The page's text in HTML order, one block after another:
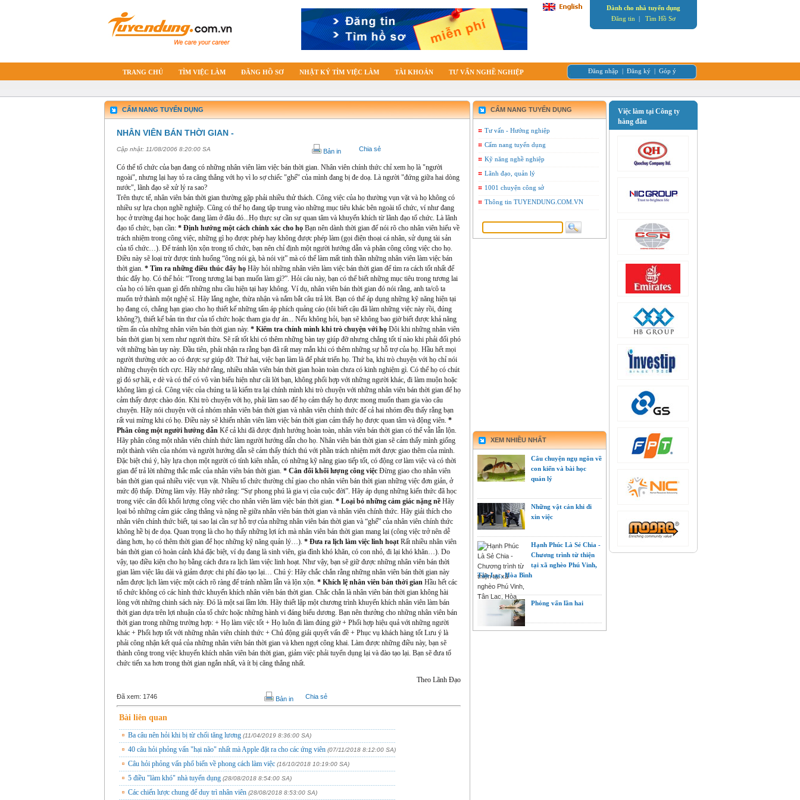
Dành cho nhà tuyển dụng
Đăng tin | Tìm Hồ Sơ
TRANG CHỦ TÌM VIỆC LÀM ĐĂNG HỒ SƠ NHẬT KÝ TÌM VIỆC LÀM TÀI KHOẢN TƯ VẤN NGHỀ NGHIỆP Đăng nhập | Đăng ký | Góp ý
CẨM NANG TUYỂN DỤNG
NHÂN VIÊN BÁN THỜI GIAN -
Cập nhật: 11/08/2006 8:20:00 SA Bản in Chia sẻ
Có thể tổ chức của bạn đang có những nhân viên làm việc bán thời gian. Nhân viên chính thức chỉ xem họ là "người
ngoài", nhưng lại hay tỏ ra căng thẳng với họ vì lo sợ chiếc "ghế" của mình đang bị đe doạ. Là người "đứng giữa hai dòng
nước", lãnh đạo sẽ xử lý ra sao?
Trên thực tế, nhân viên bán thời gian thường gặp phải nhiều thử thách. Công việc của họ thường vụn vặt và họ không có
nhiều sự lựa chọn nghề nghiệp. Cũng có thể họ đang tập trung vào những mục tiêu khác bên ngoài tổ chức, ví như đang
học ở trường đại học hoặc đang làm ở đâu đó...Họ thực sự cần sự quan tâm và khuyến khích từ lãnh đạo tổ chức. Là lãnh
đạo tổ chức, bạn cần: * Định hướng một cách chính xác cho họ Bạn nên dành thời gian để nói rõ cho nhân viên hiểu về
trách nhiệm trong công việc, những gì họ được phép hay không được phép làm (gọi điện thoại cá nhân, sử dụng tài sản
của tổ chức…). Để tránh lộn xộn trong tổ chức, bạn nên chỉ định một người hướng dẫn và phân công công việc cho họ.
Điều này sẽ loại trừ được tình huống “ông nói gà, bà nói vịt” mà có thể làm mất tinh thần những nhân viên làm việc bán
thời gian. * Tìm ra những điều thúc đẩy họ Hãy hỏi những nhân viên làm việc bán thời gian để tìm ra cách tốt nhất để
thúc đẩy họ. Có thể hỏi: “Trong tương lai bạn muốn làm gì?”. Hỏi câu này, bạn có thể biết những mục tiêu trong tương lai
của họ có liên quan gì đến những nhu cầu hiện tại hay không. Ví dụ, nhân viên bán thời gian đó nói rằng, anh ta/cô ta
muốn trở thành một nghệ sĩ. Hãy lắng nghe, thừa nhận và nắm bắt câu trả lời. Bạn có thể áp dụng những kỹ năng hiện tại
họ đang có, chẳng hạn giao cho họ thiết kế những tấm áp phích quảng cáo (tôi biết cậu đã làm những việc này rồi, đúng
không?), thiết kế bản tin thư của tổ chức hoặc tham gia dự án... Nếu không hỏi, bạn sẽ không bao giờ biết được khả năng
tiềm ẩn của những nhân viên bán thời gian này. * Kiểm tra chính mình khi trò chuyện với họ Đôi khi những nhân viên
bán thời gian bị xem như người thừa. Sẽ rất tốt khi có thêm những bàn tay giúp đỡ nhưng chẳng tốt tí nào khi phải đối phó
với những bàn tay này. Đầu tiên, phải nhận ra rằng bạn đã rất may mắn khi có thêm những sự hỗ trợ của họ. Hầu hết mọi
người thường ước ao có được sự giúp đỡ. Thứ hai, việc bạn làm là để phát triển họ. Thứ ba, khi trò chuyện với họ chỉ nói
những chuyện tích cực. Hãy nhớ rằng, nhiều nhân viên bán thời gian hoàn toàn chưa có kinh nghiệm gì. Có thể họ có chút
gì đó sợ hãi, e dè và có thể có vô vàn biểu hiện như cãi lời bạn, không phối hợp với những người khác, đi làm muộn hoặc
không làm gì cả. Công việc của chúng ta là kiếm tra lại chính mình khi trò chuyện với những nhân viên bán thời gian để họ
cảm thấy được chào đón. Khi trò chuyện với họ, phải làm sao để họ cảm thấy họ được mong muốn tham gia vào câu
chuyện. Hãy nói chuyện với cả nhóm nhân viên bán thời gian và nhân viên chính thức để cả hai nhóm đều thấy rằng bạn
rất vui mừng khi có họ. Điều này sẽ khiến nhân viên làm việc bán thời gian cảm thấy họ được quan tâm và động viên. *
Phân công một người hướng dẫn Kể cả khi đã được định hướng hoàn toàn, nhân viên bán thời gian có thể vẫn lẫn lộn.
Hãy phân công một nhân viên chính thức làm người hướng dẫn cho họ. Nhân viên bán thời gian sẽ cảm thấy mình giống
một thành viên của nhóm và người hướng dẫn sẽ cảm thấy thích thú với phần trách nhiệm mới được giao thêm của mình.
Đặc biệt chú ý, hãy lựa chọn một người có tính kiên nhẫn, có những kỹ năng giao tiếp tốt, có động cơ làm việc và có thời
gian để trả lời những thắc mắc của nhân viên bán thời gian. * Cân đối khối lượng công việc Đừng giao cho nhân viên
bán thời gian quá nhiều việc vụn vặt. Nhiều tổ chức thường chỉ giao cho nhân viên bán thời gian những việc đơn giản, ở
mức độ thấp. Đừng làm vậy. Hãy nhớ rằng: “Sự phong phú là gia vị của cuộc đời”. Hãy áp dụng những kiến thức đã học
trong việc cân đối khối lượng công việc cho nhân viên làm việc bán thời gian. * Loại bỏ những cảm giác nặng nề Hãy
lọai bỏ những cảm giác căng thẳng và nặng nề giữa nhân viên bán thời gian và nhân viên chính thức. Hãy giải thích cho
nhân viên chính thức biết, tại sao lại cần sự hỗ trợ của những nhân viên bán thời gian và “ghế” của nhân viên chính thức
không hề bị đe dọa. Quan trọng là cho họ thấy những lợi ích mà nhân viên bán thời gian mang lại (công việc trở nên dễ
dàng hơn, họ có thêm thời gian để học những kỹ năng quản lý…). * Đưa ra lịch làm việc linh hoạt Rất nhiều nhân viên
bán thời gian có hoàn cảnh khá đặc biệt, ví dụ đang là sinh viên, gia đình khó khăn, có con nhỏ, đi lại khó khăn…). Do
vậy, tạo điều kiện cho họ bằng cách đưa ra lịch làm việc linh hoạt. Như vậy, bạn sẽ giữ được những nhân viên bán thời
gian làm việc lâu dài và giảm được chi phí đào tạo lại… Chú ý: Hãy chắc chắn rằng những nhân viên bán thời gian này
nắm được lịch làm việc một cách rõ ràng để tránh nhầm lẫn và lộn xộn. * Khích lệ nhân viên bán thời gian Hầu hết các
tổ chức không có các hình thức khuyến khích nhân viên bán thời gian. Chắc chắn là nhân viên bán thời gian không hài
lòng với những chinh sách này. Đó là một sai lầm lớn. Hãy thiết lập một chương trình khuyến khích nhân viên làm bán
thời gian dựa trên lợi nhuận của tổ chức hoặc những hành vi đáng biểu dương. Bạn nên thưởng cho những nhân viên bán
thời gian trong những trường hợp: + Họ làm việc tốt + Họ luôn đi làm đúng giờ + Phối hợp hiệu quả với những người
khác + Phối hợp tốt với những nhân viên chính thức + Chủ động giải quyết vấn đề + Phục vụ khách hàng tốt Lưu ý là
phải công nhận kết quả của những nhân viên bán thời gian và khen ngợi công khai. Làm được những điều này, bạn sẽ
thành công trong việc khuyến khích nhân viên bán thời gian, giảm việc phải tuyển dụng lại và đào tạo lại. Bạn sẽ đưa tổ
chức tiến xa hơn trong thời gian ngắn nhất, và ít bị căng thẳng nhất.
Theo Lãnh Đạo
Đã xem: 1746 Bản in Chia sẻ
Bài liên quan
Ba câu nên hỏi khi bị từ chối tăng lương (11/04/2019 8:36:00 SA)
40 câu hỏi phỏng vấn "hại não" nhất mà Apple đặt ra cho các ứng viên (07/11/2018 8:12:00 SA)
Câu hỏi phỏng vấn phổ biến về phong cách làm việc (16/10/2018 10:19:00 SA)
5 điều "làm khó" nhà tuyển dụng (28/08/2018 8:54:00 SA)
Các chiến lược chung để duy trì nhân viên (28/08/2018 8:53:00 SA)
CẨM NANG TUYỂN DỤNG
Tư vấn - Hướng nghiệp
Cẩm nang tuyển dụng
Kỹ năng nghề nghiệp
Lãnh đạo, quản lý
1001 chuyện công sở
Thông tin TUYENDUNG.COM.VN
XEM NHIỀU NHẤT
Câu chuyện ngụ ngôn về
con kiến và bài học
quản lý
Những vật cản khi đi
xin việc
Hạnh Phúc Là Sẻ Chia -
Chương trình từ thiện
tại xã nghèo Phú Vinh,
Tân Lạc, Hòa Bình
Phỏng vấn lần hai
Việc làm tại Công ty
hàng đầu